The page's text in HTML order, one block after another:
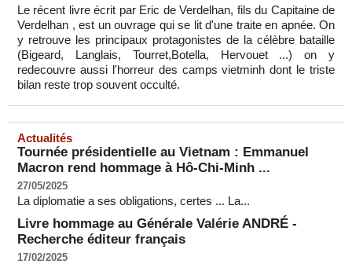
Le récent livre écrit par Eric de Verdelhan, fils du Capitaine de
Verdelhan , est un ouvrage qui se lit d'une traite en apnée. On
y retrouve les principaux protagonistes de la célèbre bataille
(Bigeard, Langlais, Tourret,Botella, Hervouet ...) on y
redecouvre aussi l'horreur des camps vietminh dont le triste
bilan reste trop souvent occulté.
Actualités
Tournée présidentielle au Vietnam : Emmanuel
Macron rend hommage à Hô-Chi-Minh ...
27/05/2025
La diplomatie a ses obligations, certes ... La...
Livre hommage au Générale Valérie ANDRÉ -
Recherche éditeur français
17/02/2025